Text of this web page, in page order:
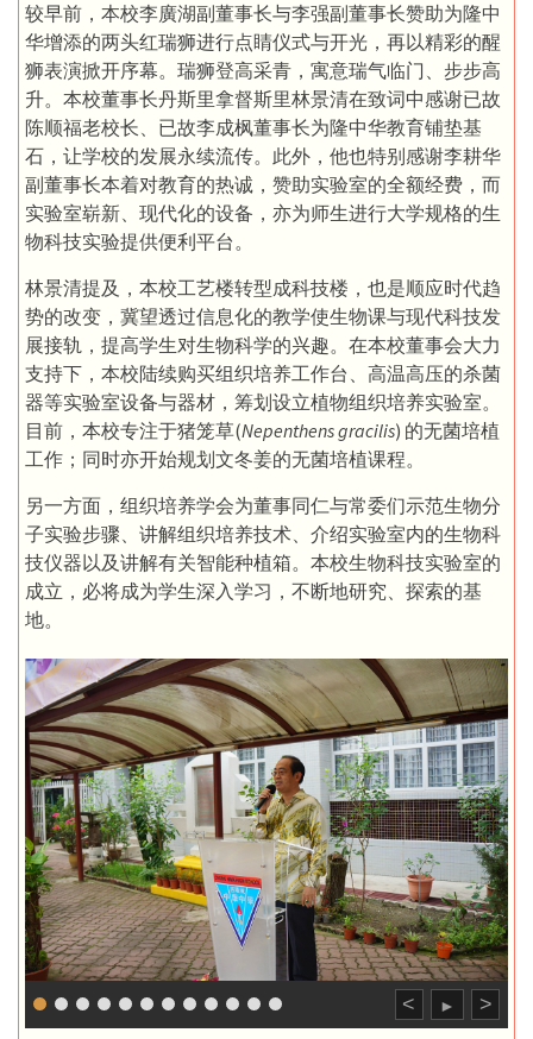
较早前，本校李廣湖副董事长与李强副董事长赞助为隆中
华增添的两头红瑞狮进行点睛仪式与开光，再以精彩的醒
狮表演掀开序幕。瑞狮登高采青，寓意瑞气临门、步步高
升。本校董事长丹斯里拿督斯里林景清在致词中感谢已故
陈顺福老校长、已故李成枫董事长为隆中华教育铺垫基
石，让学校的发展永续流传。此外，他也特别感谢李耕华
副董事长本着对教育的热诚，赞助实验室的全额经费，而
实验室崭新、现代化的设备，亦为师生进行大学规格的生
物科技实验提供便利平台。
林景清提及，本校工艺楼转型成科技楼，也是顺应时代趋
势的改变，冀望透过信息化的教学使生物课与现代科技发
展接轨，提高学生对生物科学的兴趣。在本校董事会大力
支持下，本校陆续购买组织培养工作台、高温高压的杀菌
器等实验室设备与器材，筹划设立植物组织培养实验室。
目前，本校专注于猪笼草(Nepenthens gracilis) 的无菌培植
工作；同时亦开始规划文冬姜的无菌培植课程。
另一方面，组织培养学会为董事同仁与常委们示范生物分
子实验步骤、讲解组织培养技术、介绍实验室内的生物科
技仪器以及讲解有关智能种植箱。本校生物科技实验室的
成立，必将成为学生深入学习，不断地研究、探索的基
地。
< ► >